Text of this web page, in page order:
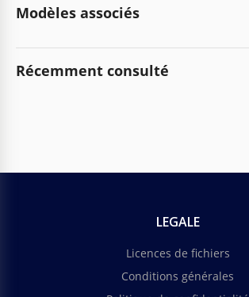
Modèles associés
Récemment consulté
LEGALE
Licences de fichiers
Conditions générales